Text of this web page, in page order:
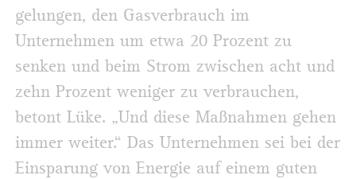
gelungen, den Gasverbrauch im
Unternehmen um etwa 20 Prozent zu
senken und beim Strom zwischen acht und
zehn Prozent weniger zu verbrauchen,
betont Lüke. „Und diese Maßnahmen gehen
immer weiter.“ Das Unternehmen sei bei der
Einsparung von Energie auf einem guten